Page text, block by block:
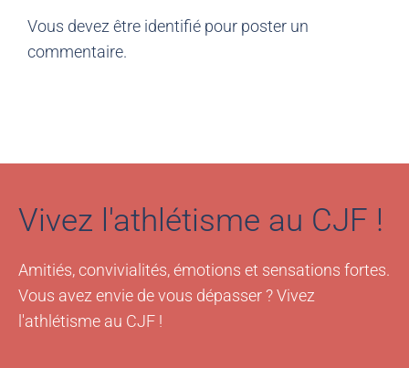
Vous devez être identifié pour poster un
commentaire.
Vivez l'athlétisme au CJF !
Amitiés, convivialités, émotions et sensations fortes.
Vous avez envie de vous dépasser ? Vivez
l'athlétisme au CJF !